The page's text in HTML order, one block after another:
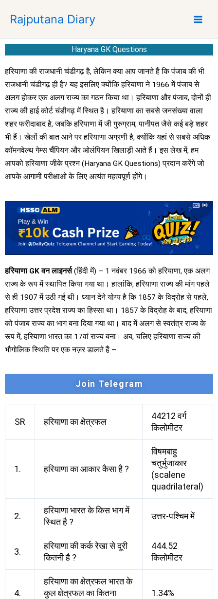
p
Rajputana Diary
Haryana GK Questions
हरियाणा की राजधानी चंडीगढ़ है, लेकिन क्या आप जानते हैं कि पंजाब की भी
राजधानी चंडीगढ़ ही है? यह इसलिए क्योंकि हरियाणा ने 1966 में पंजाब से
अलग होकर एक अलग राज्य का गठन किया था। हरियाणा और पंजाब, दोनों ही
राज्य की हाई कोर्ट चंडीगढ़ में स्थित है। हरियाणा का सबसे जनसंख्या वाला
शहर फरीदाबाद है, जबकि हरियाणा में जी गुरुग्राम, पानीपत जैसे कई बड़े शहर
भी हैं। खेलों की बात आने पर हरियाणा अग्रणी है, क्योंकि यहां से सबसे अधिक
कॉमनवेल्थ गेम्स चैंपियन और ओलंपियन खिलाड़ी आते हैं। इस लेख में, हम
आपको हरियाणा जीके प्रश्न (Haryana GK Questions) प्रदान करेंगे जो
आपके आगामी परीक्षाओं के लिए अत्यंत महत्वपूर्ण होंगे।
हरियाणा GK वन लाइनर्स(हिंदी में) – 1 नवंबर 1966 को हरियाणा, एक अलग
राज्य के रूप में स्थापित किया गया था। हालांकि, हरियाणा राज्य की मांग पहले
से ही 1907 में उठी गई थी। ध्यान देने योग्य है कि 1857 के विद्रोह से पहले,
हरियाणा उत्तर प्रदेश राज्य का हिस्सा था। 1857 के विद्रोह के बाद, हरियाणा
को पंजाब राज्य का भाग बना दिया गया था। बाद में अलग से स्वतंत्र राज्य के
रूप में, हरियाणा भारत का 17वां राज्य बना। अब, चलिए हरियाणा राज्य की
भौगोलिक स्थिति पर एक नज़र डालते हैं –
Join Telegram
SR हरियाणा का क्षेत्रफल
44212 वर्ग
किलोमीटर
1. हरियाणा का आकार कैसा है ?
विषमबाहु
चतुर्भुजाकार
(scalene
quadrilateral)
2.
हरियाणा भारत के किस भाग में
स्थित है ?
उत्तर-पश्चिम में
3.
हरियाणा की कर्क रेखा से दूरी
कितनी है ?
444.52
किलोमीटर
4.
हरियाणा का क्षेत्रफल भारत के
कुल क्षेत्रफल का कितना
1.34%